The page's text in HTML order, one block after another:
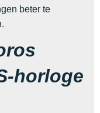
beter te
horloge